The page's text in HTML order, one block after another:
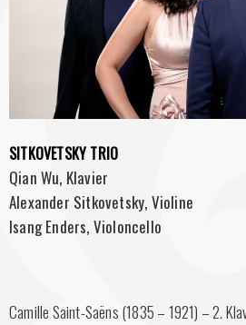
SITKOVETSKY TRIO
Qian Wu, Klavier
Alexander Sitkovetsky, Violine
Isang Enders, Violoncello
Camille Saint-Saëns (1835 – 1921) – 2.